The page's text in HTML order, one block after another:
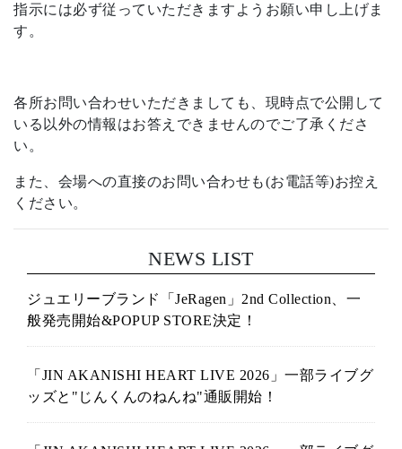
NEWS LIST
ジュエリーブランド「JeRagen」2nd Collection、一
般発売開始&POPUP STORE決定！
「JIN AKANISHI HEART LIVE 2026」一部ライブグ
ッズと"じんくんのねんね"通販開始！
指示には必ず従っていただきますようお願い申し上げま
す。
各所お問い合わせいただきましても、現時点で公開して
いる以外の情報はお答えできませんのでご了承くださ
い。
また、会場への直接のお問い合わせも(お電話等)お控え
ください。